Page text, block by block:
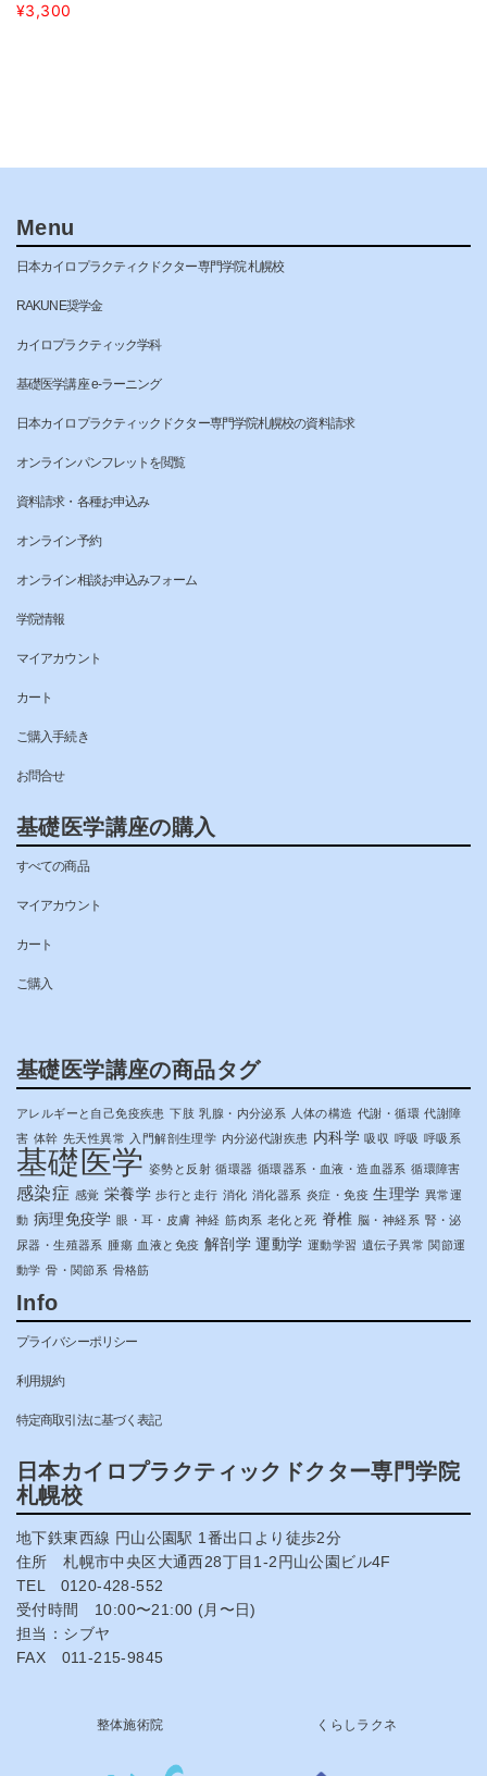
¥3,300
Menu
日本カイロプラクティクドクター専門学院 札幌校
RAKUNE奨学金
カイロプラクティック学科
基礎医学講座 e-ラーニング
日本カイロプラクティックドクター専門学院札幌校の資料請求
オンラインパンフレットを閲覧
資料請求・各種お申込み
オンライン予約
オンライン相談お申込みフォーム
学院情報
マイアカウント
カート
ご購入手続き
お問合せ
基礎医学講座の購入
すべての商品
マイアカウント
カート
ご購入
基礎医学講座の商品タグ
アレルギーと自己免疫疾患 下肢 乳腺・内分泌系 人体の構造 代謝・循環 代謝障
害 体幹 先天性異常 入門解剖生理学 内分泌代謝疾患 内科学 吸収 呼吸 呼吸系
基礎医学 姿勢と反射 循環器 循環器系・血液・造血器系 循環障害
感染症 感覚 栄養学 歩行と走行 消化 消化器系 炎症・免疫 生理学 異常運
動 病理免疫学 眼・耳・皮膚 神経 筋肉系 老化と死 脊椎 脳・神経系 腎・泌
尿器・生殖器系 腫瘍 血液と免疫 解剖学 運動学 運動学習 遺伝子異常 関節運
動学 骨・関節系 骨格筋
Info
プライバシーポリシー
利用規約
特定商取引法に基づく表記
日本カイロプラクティックドクター専門学院
札幌校
地下鉄東西線 円山公園駅 1番出口より徒歩2分
住所 札幌市中央区大通西28丁目1-2円山公園ビル4F
TEL 0120-428-552
受付時間 10:00〜21:00 (月〜日)
担当：シブヤ
FAX 011-215-9845
整体施術院 くらしラクネ